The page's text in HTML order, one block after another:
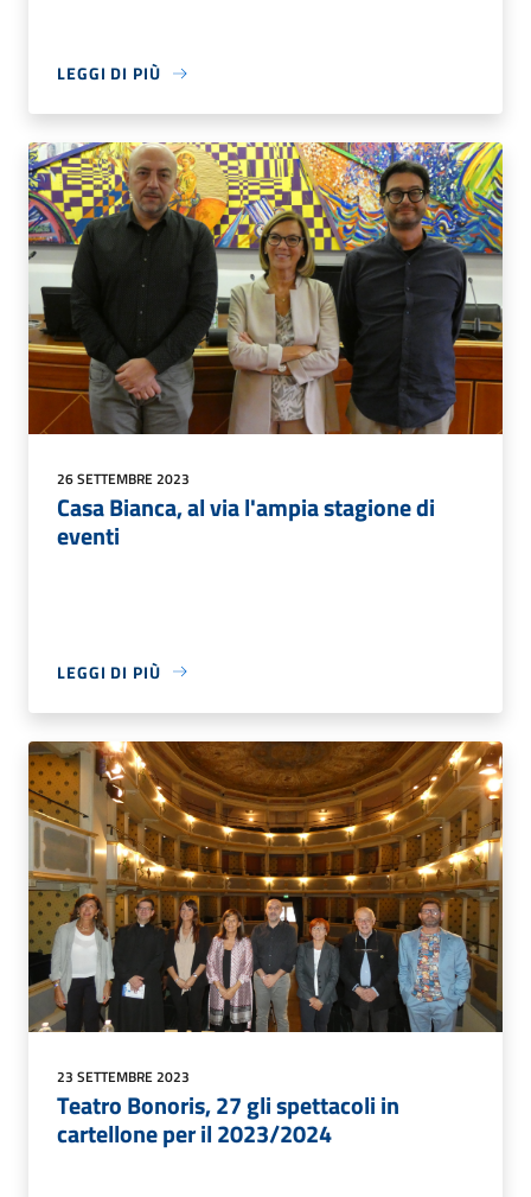
LEGGI DI PIÙ
26 SETTEMBRE 2023
Casa Bianca, al via l'ampia stagione di
eventi
LEGGI DI PIÙ
23 SETTEMBRE 2023
Teatro Bonoris, 27 gli spettacoli in
cartellone per il 2023/2024